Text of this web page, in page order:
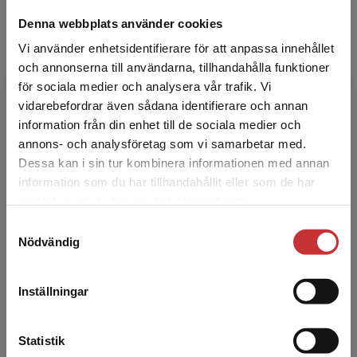
Denna webbplats använder cookies
Vi använder enhetsidentifierare för att anpassa innehållet
och annonserna till användarna, tillhandahålla funktioner
för sociala medier och analysera vår trafik. Vi
vidarebefordrar även sådana identifierare och annan
information från din enhet till de sociala medier och
annons- och analysföretag som vi samarbetar med.
Dessa kan i sin tur kombinera informationen med annan
information som du har tillhandahållit eller som de har
Nödvändig
Inställningar
Statistik
Begränsad fraktregion
Det verkar som att du besöker
studentlitteratur.se via en enhet utanför Sverige.
Vi erbjuder inte leveranser utanför Sverige. För
att kunna slutföra ett köp måste
Torgny Carlsson
Torgny Carlsson är, eller har varit, verksamma
som forskare och lärare vid Institutionen för